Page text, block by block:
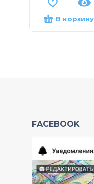
В корзину
FACEBOOK